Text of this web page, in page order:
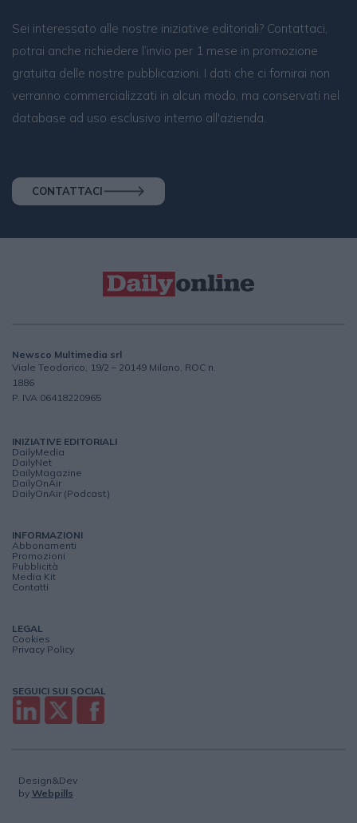
Sei interessato alle nostre iniziative editoriali? Contattaci,
potrai anche richiedere l’invio per 1 mese in promozione
gratuita delle nostre pubblicazioni. I dati che ci fornirai non
verranno commercializzati in alcun modo, ma conservati nel
database ad uso esclusivo interno all'azienda.
CONTATTACI
Newsco Multimedia srl
Viale Teodorico, 19/2 – 20149 Milano, ROC n.
1886
P. IVA 06418220965
INIZIATIVE EDITORIALI
DailyMedia
DailyNet
DailyMagazine
DailyOnAir
DailyOnAir (Podcast)
INFORMAZIONI
Abbonamenti
Promozioni
Pubblicità
Media Kit
Contatti
LEGAL
Cookies
Privacy Policy
SEGUICI SUI SOCIAL
Design&Dev
by Webpills